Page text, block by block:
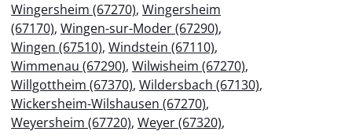
Wingersheim (67270), Wingersheim
(67170), Wingen-sur-Moder (67290),
Wingen (67510), Windstein (67110),
Wimmenau (67290), Wilwisheim (67270),
Willgottheim (67370), Wildersbach (67130),
Wickersheim-Wilshausen (67270),
Weyersheim (67720), Weyer (67320),